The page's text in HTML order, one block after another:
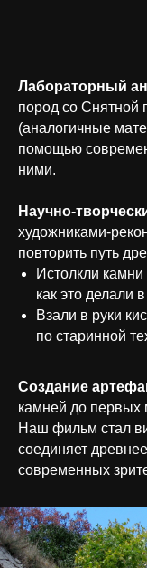
Лабораторный
пород со Снятной
(аналогичные
помощью
ними.
Научно-
художниками-
повторить путь
Истолкли
как это делали
Взали в руки
по старинной
Создание
камней до
Наш фильм стал
соединяет
современных